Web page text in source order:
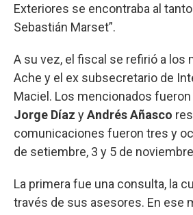
Exteriores se encontraba al
Sebastián Marset”.
A su vez, el fiscal se refirió a los
Ache y el ex subsecretario de
Maciel. Los mencionados
Jorge Díaz yAndrés Añasco
comunicaciones fueron tres y
de setiembre, 3 y 5 de
La primera fue una consulta, la
través de sus asesores. En ese